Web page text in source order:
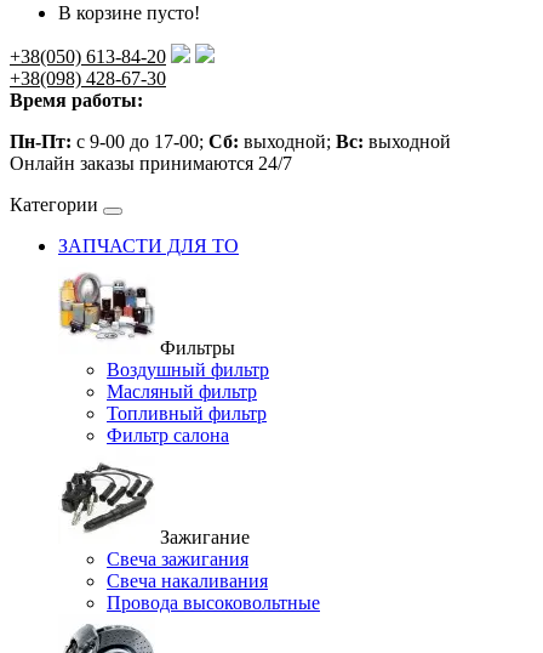
В корзине пусто!
+38(050) 613-84-20
+38(098) 428-67-30
Время работы:
Пн-Пт: с 9-00 до 17-00; Сб: выходной; Вс: выходной
Онлайн заказы принимаются 24/7
Категории
ЗАПЧАСТИ ДЛЯ ТО
Фильтры
Воздушный фильтр
Масляный фильтр
Топливный фильтр
Фильтр салона
Зажигание
Свеча зажигания
Свеча накаливания
Провода высоковольтные